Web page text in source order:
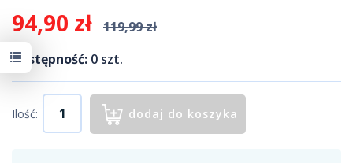
94,90 zł
119,99 zł
Dostępność: 0 szt.
Ilość: dodaj do koszyka